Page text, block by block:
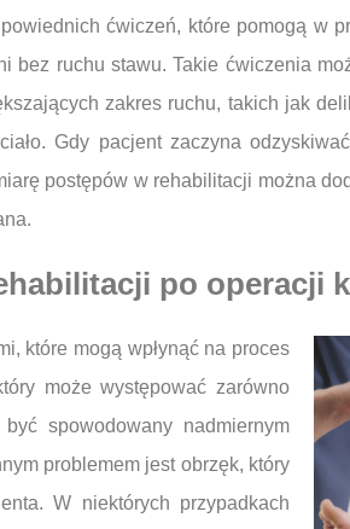
ćwiczeń, które pomogą w
ruchu stawu. Takie ćwiczenia
zakres ruchu, takich jak
Gdy pacjent zaczyna
postępów w rehabilitacji można
po operacji
które mogą wpłynąć na proces
może występować zarówno
spowodowany nadmiernym
problemem jest obrzęk, który
W niektórych przypadkach